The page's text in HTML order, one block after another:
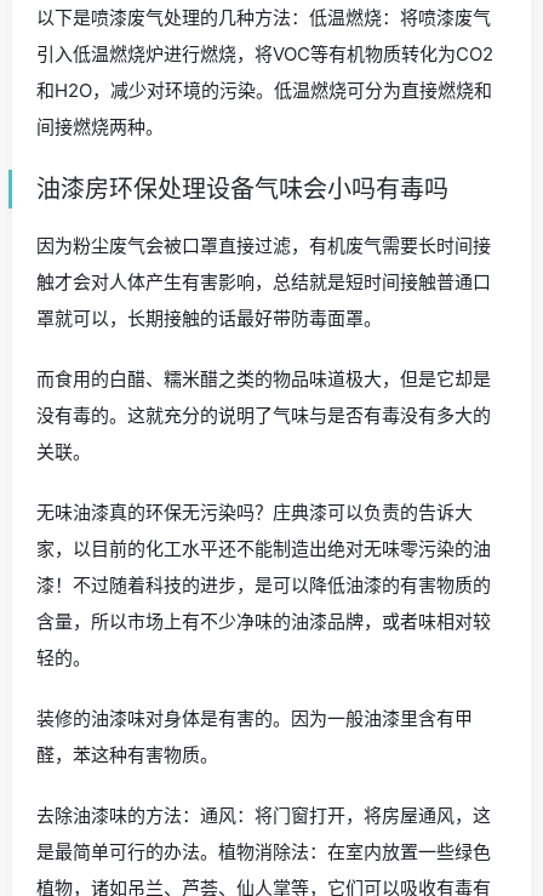
以下是喷漆废气处理的几种方法：低温燃烧：将喷漆废气
引入低温燃烧炉进行燃烧，将VOC等有机物质转化为CO2
和H2O，减少对环境的污染。低温燃烧可分为直接燃烧和
间接燃烧两种。
油漆房环保处理设备气味会小吗有毒吗
因为粉尘废气会被口罩直接过滤，有机废气需要长时间接
触才会对人体产生有害影响，总结就是短时间接触普通口
罩就可以，长期接触的话最好带防毒面罩。
而食用的白醋、糯米醋之类的物品味道极大，但是它却是
没有毒的。这就充分的说明了气味与是否有毒没有多大的
关联。
无味油漆真的环保无污染吗？庄典漆可以负责的告诉大
家，以目前的化工水平还不能制造出绝对无味零污染的油
漆！不过随着科技的进步，是可以降低油漆的有害物质的
含量，所以市场上有不少净味的油漆品牌，或者味相对较
轻的。
装修的油漆味对身体是有害的。因为一般油漆里含有甲
醛，苯这种有害物质。
去除油漆味的方法：通风：将门窗打开，将房屋通风，这
是最简单可行的办法。植物消除法：在室内放置一些绿色
植物，诸如吊兰、芦荟、仙人掌等，它们可以吸收有毒有